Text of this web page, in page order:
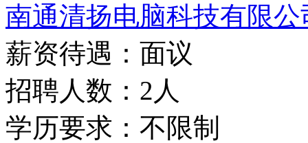
南通清扬电脑科技有限公
薪资待遇：面议
招聘人数：2人
学历要求：不限制